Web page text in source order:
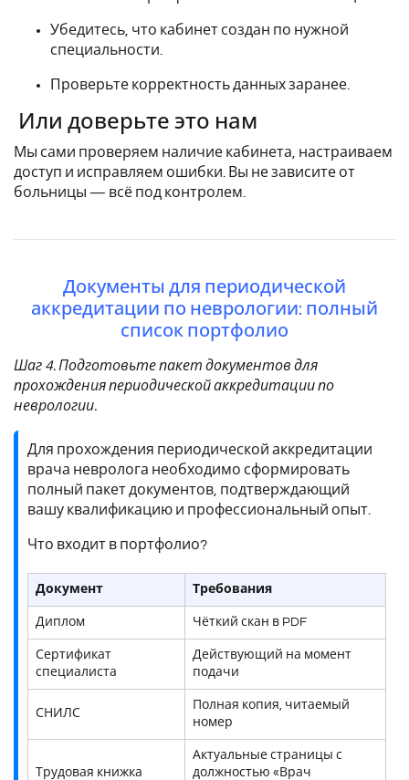
Убедитесь, что кабинет создан по нужной
специальности.
Проверьте корректность данных заранее.
Или доверьте это нам
Мы сами проверяем наличие кабинета, настраиваем
доступ и исправляем ошибки. Вы не зависите от
больницы — всё под контролем.
Документы для периодической
аккредитации по неврологии: полный
список портфолио
Шаг 4. Подготовьте пакет документов для
прохождения периодической аккредитации по
неврологии.
Для прохождения периодической аккредитации
врача невролога необходимо сформировать
полный пакет документов, подтверждающий
вашу квалификацию и профессиональный опыт.
Что входит в портфолио?
Документ Требования
Диплом Чёткий скан в PDF
Сертификат
специалиста
Действующий на момент
подачи
СНИЛС
Полная копия, читаемый
номер
Трудовая книжка
Актуальные страницы с
должностью «Врач